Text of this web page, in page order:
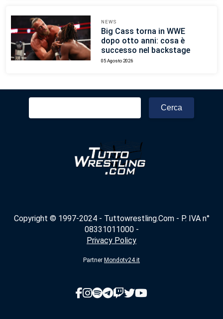
NEWS
Big Cass torna in WWE
dopo otto anni: cosa è
successo nel backstage
05 Agosto 2026
Copyright © 1997-2024 - Tuttowrestling.Com - P. IVA n°
08331011000 -
Privacy Policy
Partner Mondotv24.it